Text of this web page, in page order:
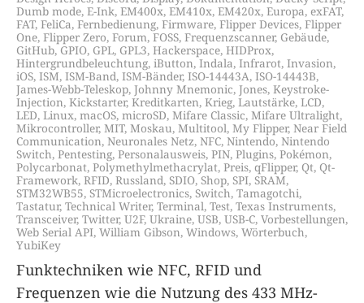
Dumb mode, E-Ink, EM400x, EM410x, EM420x, Europa, exFAT,
FAT, FeliCa, Fernbedienung, Firmware, Flipper Devices, Flipper
One, Flipper Zero, Forum, FOSS, Frequenzscanner, Gebäude,
GitHub,GPIO, GPL, GPL3, Hackerspace, HIDProx,
Hintergrundbeleuchtung, iButton,Indala, Infrarot, Invasion,
iOS, ISM, ISM-Band, ISM-Bänder, ISO-14443A, ISO-14443B,
James-Webb-Teleskop, Johnny Mnemonic, Jones, Keystroke-
Injection, Kickstarter, Kreditkarten, Krieg, Lautstärke, LCD,
LED, Linux, macOS, microSD, Mifare Classic, Mifare Ultralight,
Mikrocontroller, MIT, Moskau, Multitool, My Flipper, Near Field
Communication, Neuronales Netz, NFC, Nintendo, Nintendo
Switch, Pentesting, Personalausweis, PIN, Plugins, Pokémon,
Polycarbonat, Polymethylmethacrylat, Preis, qFlipper, Qt, Qt-
Framework, RFID, Russland, SDIO,Shop, SPI, SRAM,
STM32WB55, STMicroelectronics, Switch, Tamagotchi,
Tastatur, Technical Writer, Terminal, Test, Texas Instruments,
Transceiver, Twitter, U2F, Ukraine, USB, USB-C, Vorbestellungen,
Web Serial API, William Gibson, Windows, Wörterbuch,
YubiKey
Funktechniken wie NFC, RFID und
Frequenzen wie die Nutzung des 433 MHz-